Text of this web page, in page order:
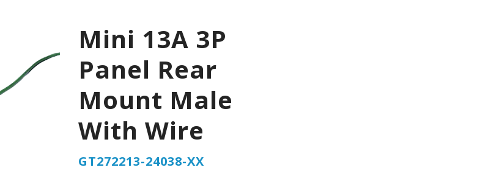
Mini 13A 3P
Panel Rear
Mount Male
With Wire
GT272213-24038-XX